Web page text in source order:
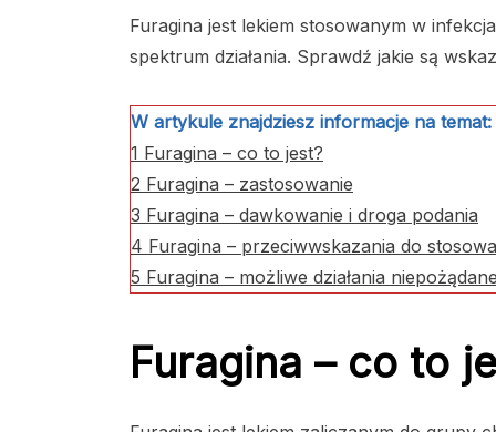
Furagina jest lekiem stosowanym w
spektrum działania. Sprawdź jakie są
W artykule znajdziesz informacje na temat:
1 Furagina – co to jest?
2 Furagina – zastosowanie
3 Furagina – dawkowanie i droga podania
4 Furagina – przeciwwskazania do
5 Furagina – możliwe działania
Furagina – co to